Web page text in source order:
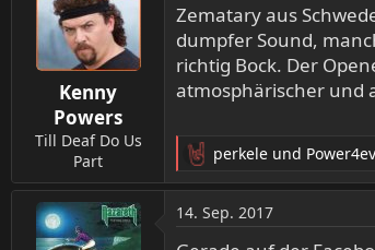
Kenny
Powers
Till Deaf Do Us
Part
Zematary aus
dumpfer Sound,
richtig Bock. Der
atmosphärischer und
R
e
a
k
t
perkele und
14. Sep. 2017